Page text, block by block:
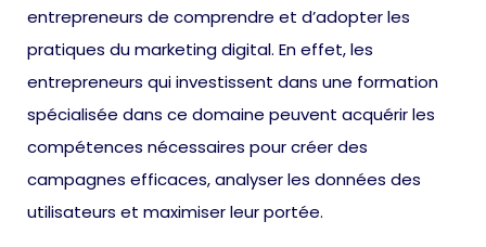
entrepreneurs de comprendre et d’adopter les
pratiques du marketing digital. En effet, les
entrepreneurs qui investissent dans une formation
spécialisée dans ce domaine peuvent acquérir les
compétences nécessaires pour créer des
campagnes efficaces, analyser les données des
utilisateurs et maximiser leur portée.